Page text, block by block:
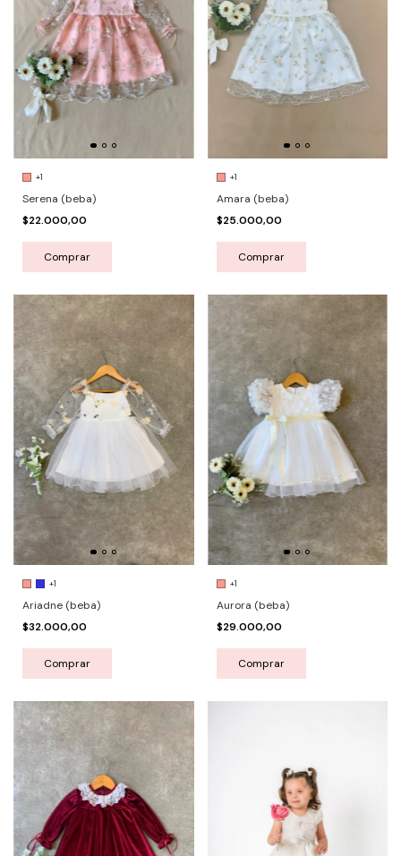
+1
Serena (beba)
$22.000,00
Comprar
+1
Amara (beba)
$25.000,00
Comprar
+1
Ariadne (beba)
$32.000,00
Comprar
+1
Aurora (beba)
$29.000,00
Comprar